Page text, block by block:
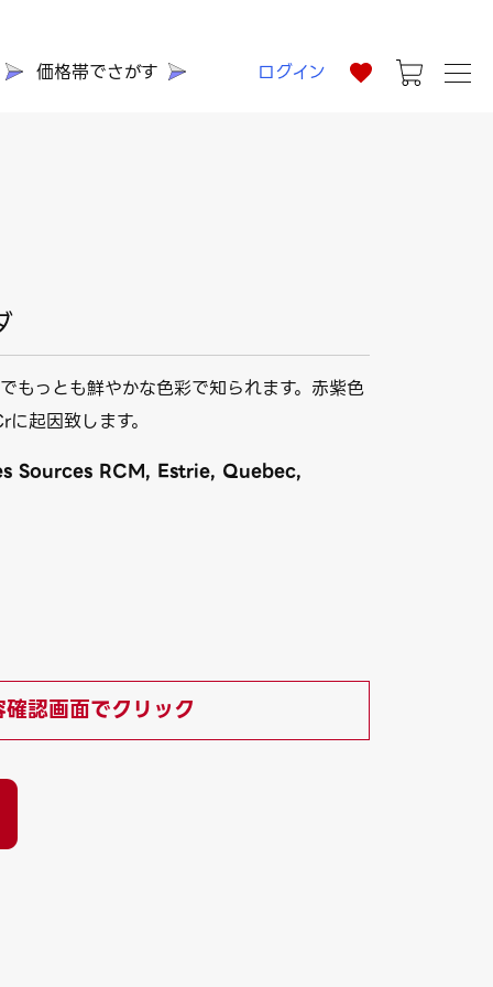
価格帯でさがす ログイン
もっとも鮮やかな色彩で知られます。赤紫色
起因致します。
Sources RCM, Estrie, Quebec,
認画面でクリック